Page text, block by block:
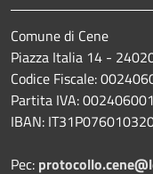
Comune di Cene
Piazza Italia 14 -
Codice Fiscale:
Partita IVA:
IBAN:
Pec: